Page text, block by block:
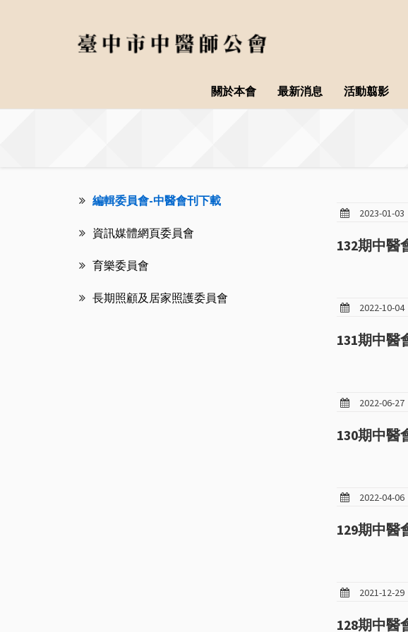
關於本會 最新消息 活動翦影
編輯委員會-中醫會刊下載
資訊媒體網頁委員會
育樂委員會
長期照顧及居家照護委員會
2023-01-03
132期中醫
2022-10-04
131期中醫
2022-06-27
130期中醫
2022-04-06
129期中醫
2021-12-29
128期中醫